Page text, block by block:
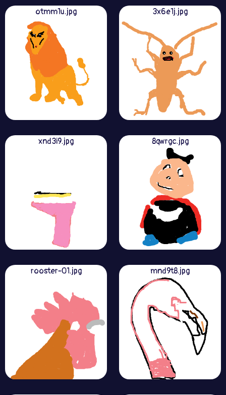
otmm1u.jpg 3x6e1j.jpg
xnd3i9.jpg 8qwrgc.jpg
rooster-01.jpg mnd9t8.jpg